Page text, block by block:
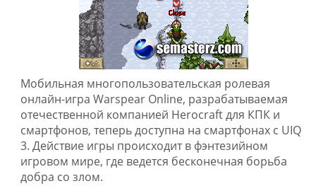
Мобильная многопользовательская ролевая
онлайн-игра Warspear Online, разрабатываемая
отечественной компанией Herocraft для КПК и
смартфонов, теперь доступна на смартфонах с UIQ
3. Действие игры происходит в фэнтезийном
игровом мире, где ведется бесконечная борьба
добра со злом.